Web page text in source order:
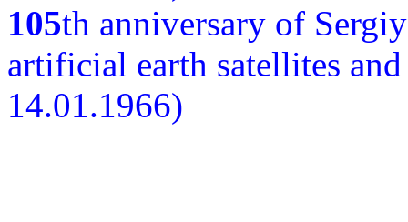
105th anniversary of
artificial earth satellites
14.01.1966)